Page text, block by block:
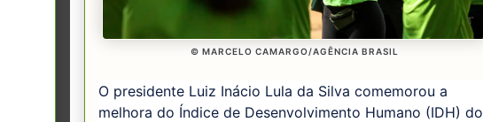
© MARCELO CAMARGO/AGÊNCIA BRASIL
O presidente Luiz Inácio Lula da Silva comemorou a
melhora do Índice de Desenvolvimento Humano (IDH) do